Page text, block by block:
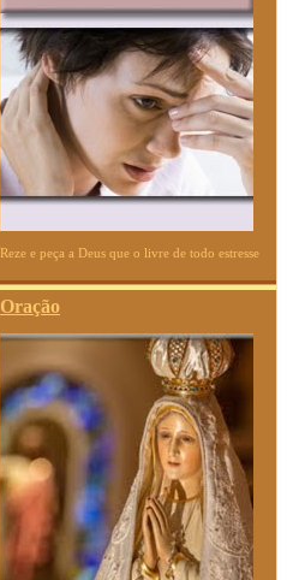
Reze e peça a Deus que o livre de todo estresse
Oração